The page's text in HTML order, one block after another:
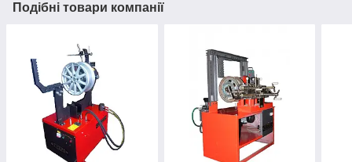
Подібні товари компанії